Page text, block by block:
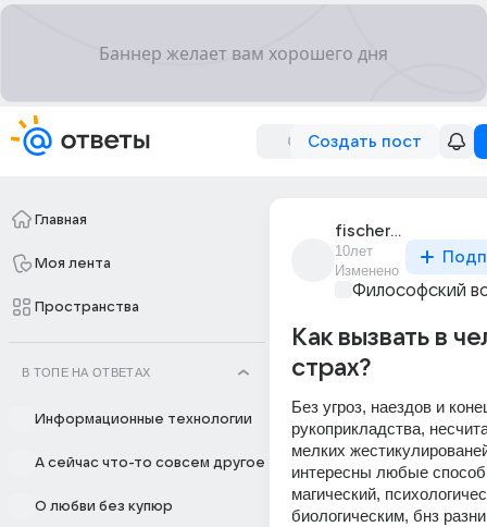
Создать пост
Главная
Моя лента
Пространства
В ТОПЕ НА ОТВЕТАХ
Информационные технологии
А сейчас что-то совсем другое
О любви без купюр
fischer_63
10лет
Изменено
Философский
Как вызвать в
страх?
Без угроз, наездов и
рукоприкладства,
мелких
интересны любые
магический,
биологическим, бнз